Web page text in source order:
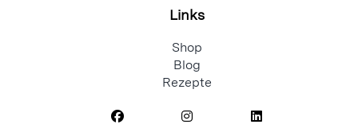
Links
Shop
Blog
Rezepte